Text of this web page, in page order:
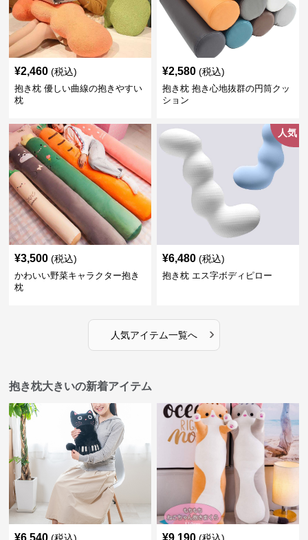
¥2,460 (税込)
抱き枕 優しい曲線の抱きやすい
枕
¥2,580 (税込)
抱き枕 抱き心地抜群の円筒クッ
ション
¥3,500 (税込)
かわいい野菜キャラクター抱き
枕
人気
¥6,480 (税込)
抱き枕 エス字ボディピロー
人気アイテム一覧へ ›
抱き枕大きいの新着アイテム
¥6,540 ¥9,190